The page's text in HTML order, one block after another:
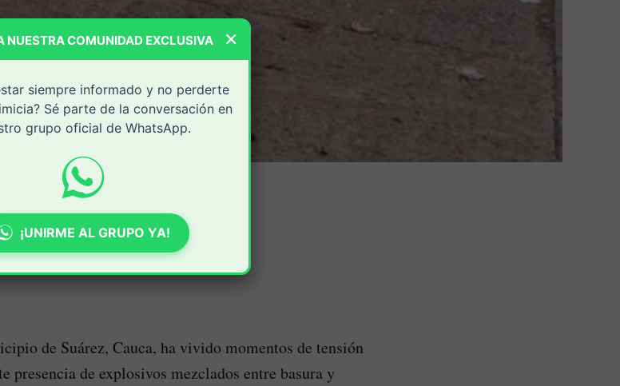
de Suárez, Cauca, ha vivido momentos de tensión
presencia de explosivos mezclados entre basura y
×
NUESTRA COMUNIDAD EXCLUSIVA
siempre informado y no perderte
Sé parte de la conversación en
grupo oficial de WhatsApp.
¡UNIRME AL GRUPO YA!